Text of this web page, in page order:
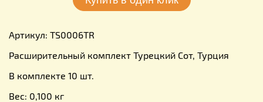
Артикул: TS0006TR
Расширительный комплект Турецкий Сот, Турция
В комплекте 10 шт.
Вес: 0,100 кг